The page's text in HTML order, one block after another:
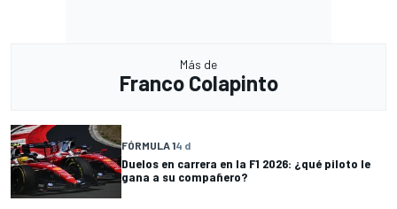
Más de
Franco Colapinto
FÓRMULA 14 d
Duelos en carrera en la F1 2026: ¿qué piloto le
gana a su compañero?